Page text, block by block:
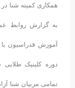
همکاری کمیته شنا
به گزارش روابط
دوره کلینیک
تمامی مربیان شنا